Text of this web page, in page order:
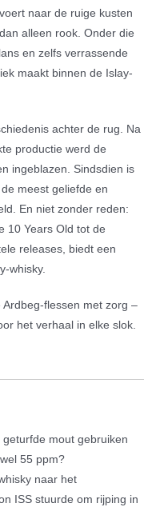
naar de ruige kusten
alleen rook. Onder die
en zelfs verrassende
maakt binnen de Islay-
achter de rug. Na
productie werd de
ingeblazen. Sindsdien is
meest geliefde en
En niet zonder reden:
10 Years Old tot de
releases, biedt een
whisky.
Ardbeg-flessen met zorg –
het verhaal in elke slok.
geturfde mout gebruiken
55 ppm?
naar het
ISS stuurde om rijping in